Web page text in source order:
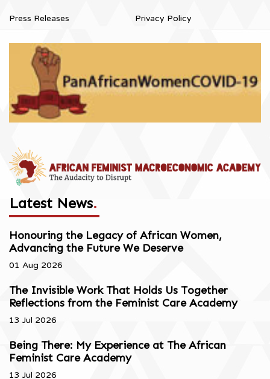
Press Releases Privacy Policy
Latest News.
Honouring the Legacy of African Women,
Advancing the Future We Deserve
01 Aug 2026
The Invisible Work That Holds Us Together
Reflections from the Feminist Care Academy
13 Jul 2026
Being There: My Experience at The African
Feminist Care Academy
13 Jul 2026